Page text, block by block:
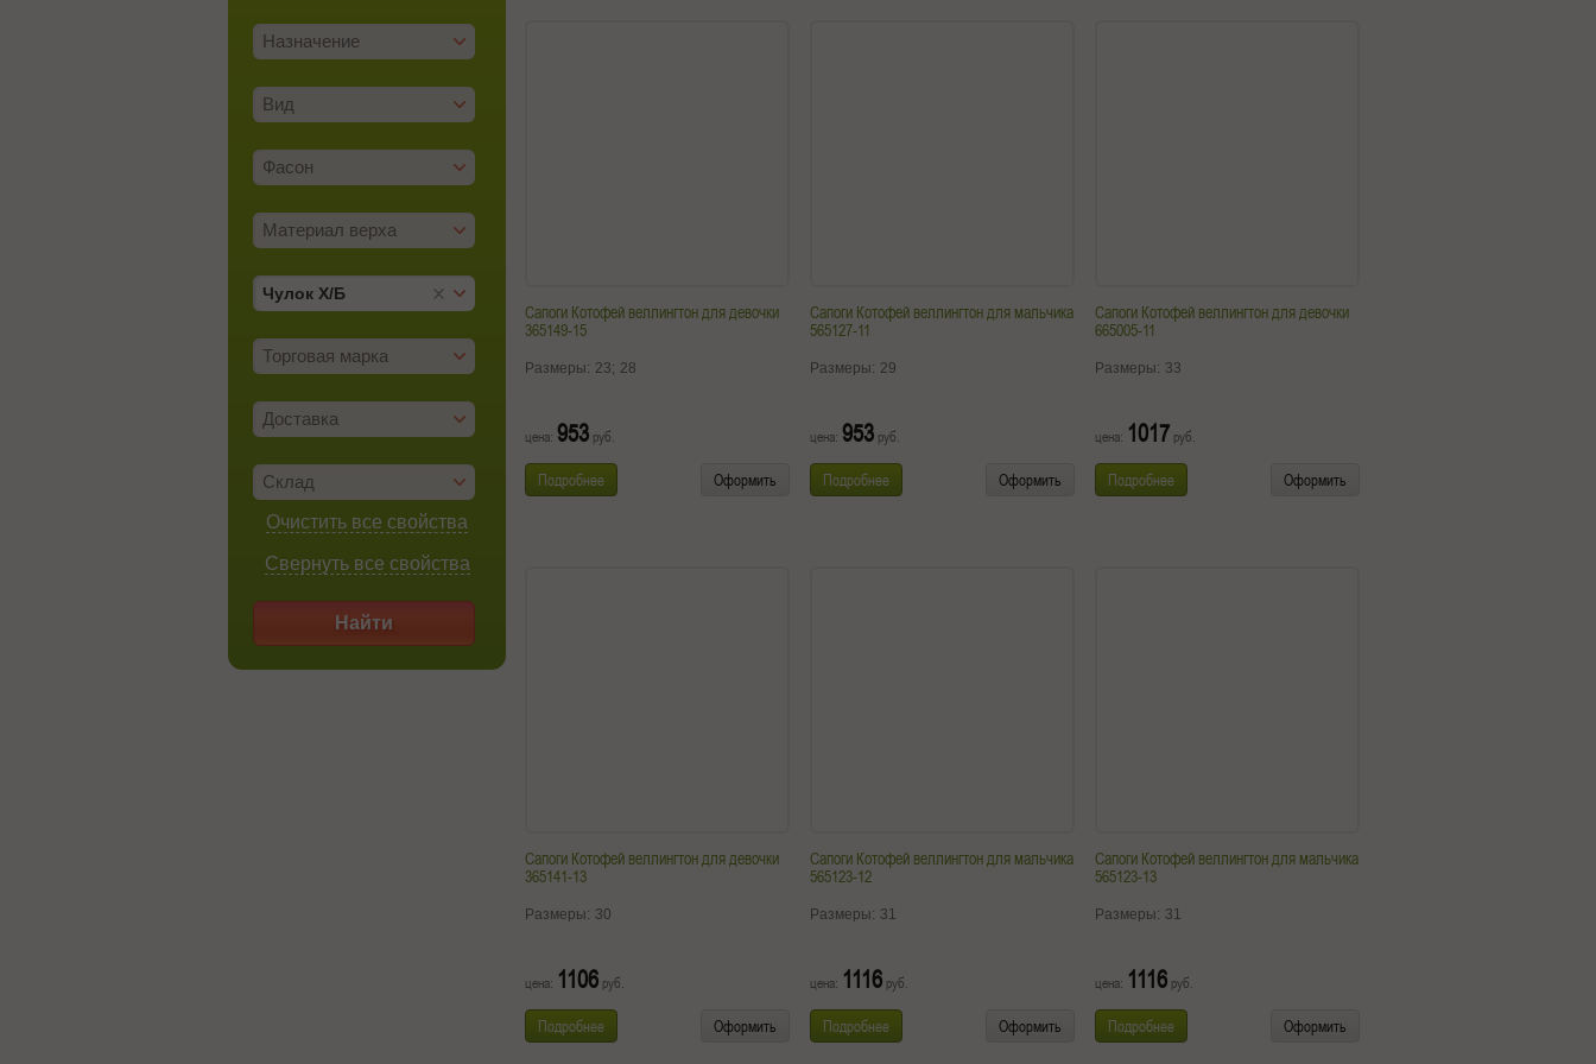
Назначение
Вид
Фасон
Материал верха
Чулок Х/­Б
Торговая марка
Доставка
Склад
Очистить все свойства
Свернуть все свойства
Найти
Сапоги Котофей веллингтон для девочки
365149-15
Размеры: 23; 28
цена: 953 руб.
Подробнее Оформить
Сапоги Котофей веллингтон для мальчика
565127-11
Размеры: 29
цена: 953 руб.
Подробнее Оформить
Сапоги Котофей веллингтон для девочки
665005-11
Размеры: 33
цена: 1017 руб.
Подробнее Оформить
Сапоги Котофей веллингтон для девочки
365141-13
Размеры: 30
цена: 1106 руб.
Подробнее Оформить
Сапоги Котофей веллингтон для мальчика
565123-12
Размеры: 31
цена: 1116 руб.
Подробнее Оформить
Сапоги Котофей веллингтон для мальчика
565123-13
Размеры: 31
цена: 1116 руб.
Подробнее Оформить